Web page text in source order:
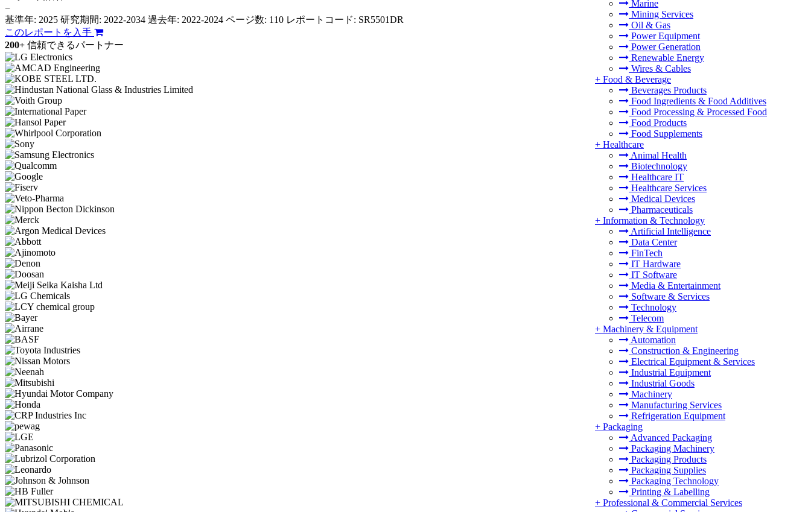
Marine
Mining Services
Oil & Gas
Power Equipment
Power Generation
Renewable Energy
Wires & Cables
+ Food & Beverage
Beverages Products
Food Ingredients & Food Additives
Food Processing & Processed Food
Food Products
Food Supplements
+ Healthcare
Animal Health
Biotechnology
Healthcare IT
Healthcare Services
Medical Devices
Pharmaceuticals
+ Information & Technology
Artificial Intelligence
Data Center
FinTech
IT Hardware
IT Software
Media & Entertainment
Software & Services
Technology
Telecom
+ Machinery & Equipment
Automation
Construction & Engineering
Electrical Equipment & Services
Industrial Equipment
Industrial Goods
Machinery
Manufacturing Services
Refrigeration Equipment
+ Packaging
Advanced Packaging
Packaging Machinery
Packaging Products
Packaging Supplies
Packaging Technology
Printing & Labelling
+ Professional & Commercial Services
−
基準年: 2025 研究期間: 2022-2034 過去年: 2022-2024 ページ数: 110 レポートコード: SR5501DR
このレポートを入手
200+ 信頼できるパートナー